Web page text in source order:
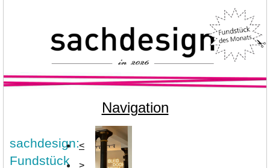
Navigation
sachdesign:
Fundstück
<
>